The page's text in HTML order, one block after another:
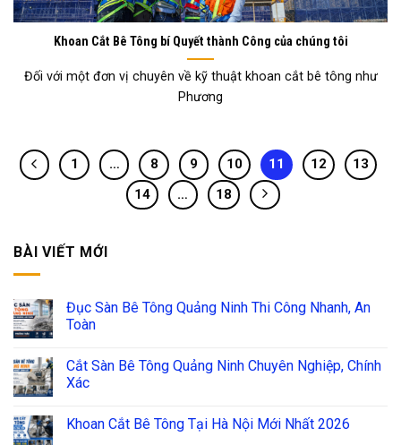
Khoan Cắt Bê Tông bí Quyết thành Công của chúng tôi
Đối với một đơn vị chuyên về kỹ thuật khoan cắt bê tông như
Phương
1 … 8 9 10 11 12
13
14
… 18
BÀI VIẾT MỚI
Đục Sàn Bê Tông Quảng Ninh Thi Công Nhanh, An
Toàn
Cắt Sàn Bê Tông Quảng Ninh Chuyên Nghiệp, Chính
Xác
Khoan Cắt Bê Tông Tại Hà Nội Mới Nhất 2026